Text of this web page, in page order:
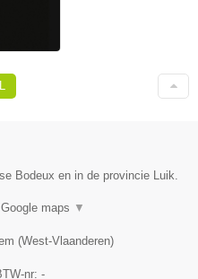
Bodeux en in de provincie Luik.
Google maps ▼
(West-Vlaanderen)
nr: -